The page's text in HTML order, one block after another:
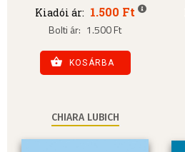
Kiadói ár: 1.500 Ft
Bolti ár: 1.500 Ft
KOSÁRBA
CHIARA LUBICH